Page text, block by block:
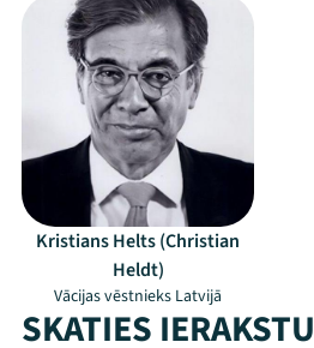
Kristians Helts (Christian
Heldt)
Vācijas vēstnieks Latvijā
SKATIES IERAKSTU